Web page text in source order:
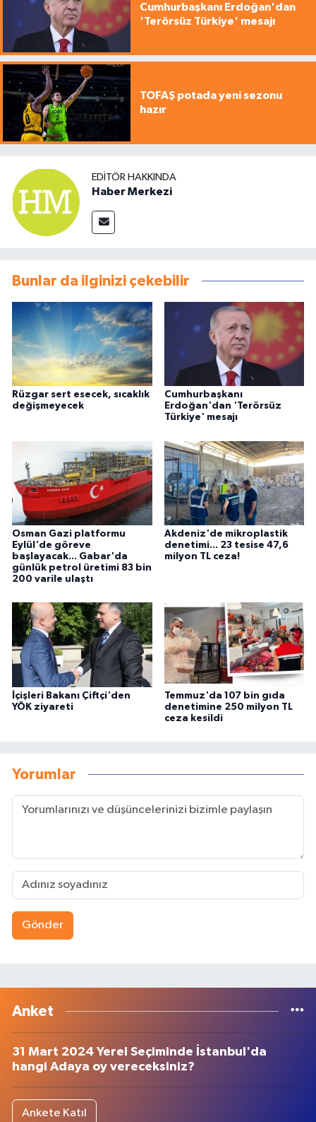
Cumhurbaşkanı Erdoğan'dan
'Terörsüz Türkiye' mesajı
TOFAŞ potada yeni sezonu
hazır
EDITÖR HAKKINDA
Haber Merkezi
Bunlar da ilginizi çekebilir
Rüzgar sert esecek, sıcaklık
değişmeyecek
Cumhurbaşkanı
Erdoğan'dan 'Terörsüz
Türkiye' mesajı
Osman Gazi platformu
Eylül'de göreve
başlayacak... Gabar'da
günlük petrol üretimi 83 bin
200 varile ulaştı
Akdeniz'de mikroplastik
denetimi... 23 tesise 47,6
milyon TL ceza!
İçişleri Bakanı Çiftçi'den
YÖK ziyareti
Temmuz'da 107 bin gıda
denetimine 250 milyon TL
ceza kesildi
Yorumlar
Gönder
Anket
31 Mart 2024 Yerel Seçiminde İstanbul'da
hangi Adaya oy vereceksiniz?
Ankete Katıl